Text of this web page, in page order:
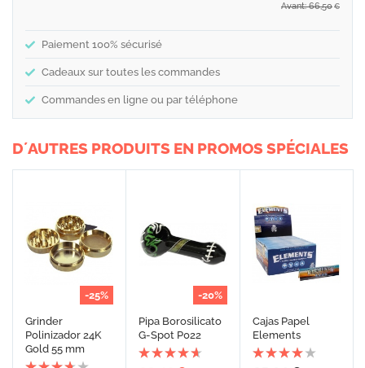
Avant: 66,50 €
Paiement 100% sécurisé
Cadeaux sur toutes les commandes
Commandes en ligne ou par téléphone
D´AUTRES PRODUITS EN PROMOS SPÉCIALES
-25%
Grinder
Polinizador 24K
Gold 55 mm
-20%
Pipa Borosilicato
G-Spot P022
Cajas Papel
Elements